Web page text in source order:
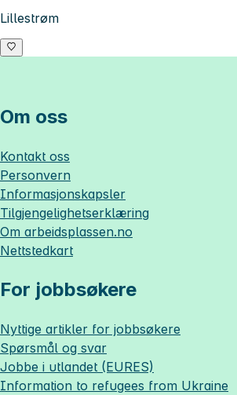
Lillestrøm
Om oss
Kontakt oss
Personvern
Informasjonskapsler
Tilgjengelighetserklæring
Om arbeidsplassen.no
Nettstedkart
For jobbsøkere
Nyttige artikler for jobbsøkere
Spørsmål og svar
Jobbe i utlandet (EURES)
Information to refugees from Ukraine